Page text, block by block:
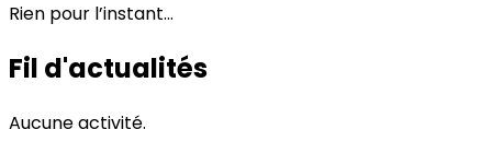
Rien pour l’instant…
Fil d'actualités
Aucune activité.